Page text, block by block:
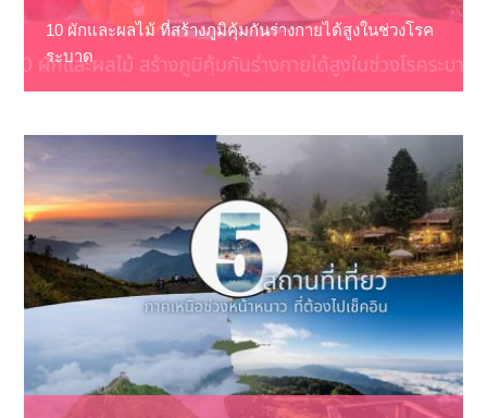
10 ผักและผลไม้ ที่สร้างภูมิคุ้มกันร่างกายได้สูงในช่วงโรค
ระบาด